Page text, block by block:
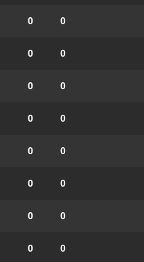
0
0
0
0
0
0
0
0
0
0
0
0
0
0
0
0